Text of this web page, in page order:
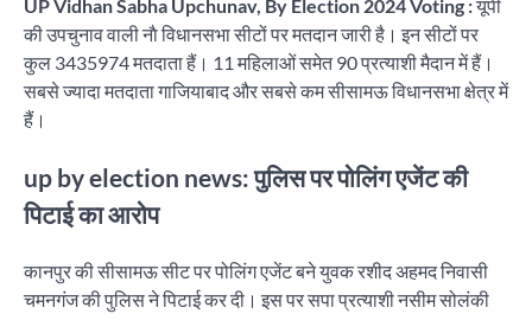
UP Vidhan Sabha Upchunav, By Election 2024 Voting :यूपी
की उपचुनाव वाली नाै विधानसभा सीटों पर मतदान जारी है। इन सीटों पर
कुल 3435974 मतदाता हैं। 11 महिलाओं समेत 90 प्रत्याशी मैदान में हैं।
सबसे ज्यादा मतदाता गाजियाबाद और सबसे कम सीसामऊ विधानसभा क्षेत्र में
हैं।
up by election news: पुलिस पर पोलिंग एजेंट की
पिटाई का आरोप
कानपुर की सीसामऊ सीट पर पोलिंग एजेंट बने युवक रशीद अहमद निवासी
चमनगंज की पुलिस ने पिटाई कर दी। इस पर सपा प्रत्याशी नसीम सोलंकी